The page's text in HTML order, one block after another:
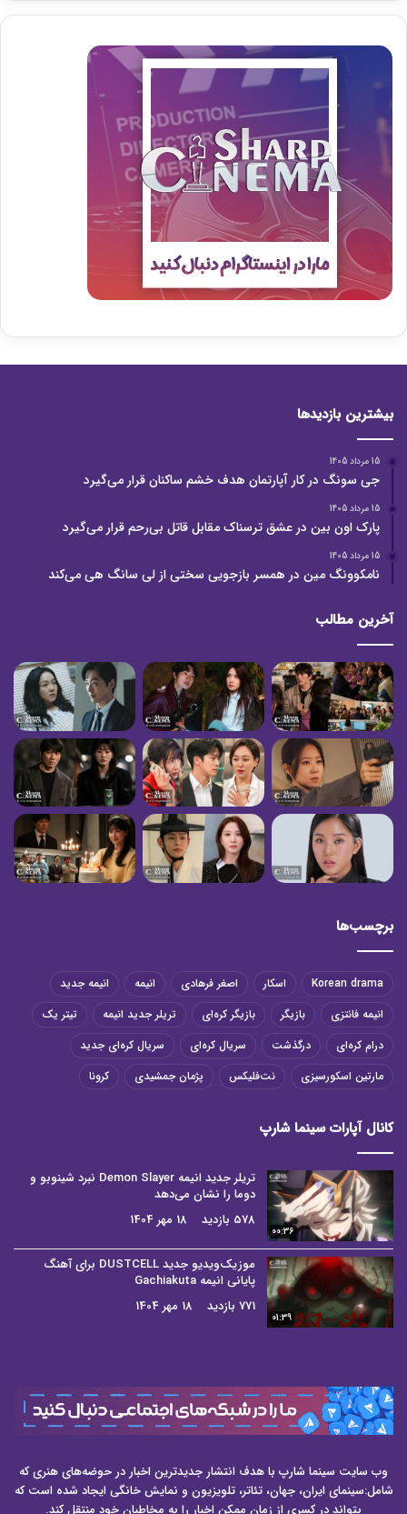
بیشترین بازدیدها
15 مرداد 1405
جی سونگ در کار آپارتمان هدف خشم ساکنان قرار می‌گیرد
15 مرداد 1405
پارک اون بین در عشق ترسناک مقابل قاتل بی‌رحم قرار می‌گیرد
15 مرداد 1405
نامکوونگ مین در همسر بازجویی سختی از لی سانگ هی می‌کند
آخرین مطالب
برچسب‌ها
Korean drama اسکار اصغر فرهادی انیمه
انیمه جدید
انیمه فانتزی
بازیگر بازیگر کره‌ای تریلر جدید انیمه
تیتر یک
درام کره‌ای
درگذشت سریال کره‌ای
سریال کره‌ای جدید
مارتین اسکورسیزی
نت‌فلیکس پژمان جمشیدی کرونا
کانال آپارات سینما شارپ
00:36
تریلر جدید انیمه Demon Slayer نبرد شینوبو و
دوما را نشان می‌دهد
578 بازدید
18 مهر 1404
01:39
موزیک‌ویدیو جدید DUSTCELL برای آهنگ
پایانی انیمه Gachiakuta
771 بازدید
18 مهر 1404
وب سایت سینما شارپ با هدف انتشار جدیدترین اخبار در حوضه‌های هنری که
شامل:سینمای ایران، جهان، تئاتر، تلویزیون و نمایش خانگی ایجاد شده است که
بتواند در کسری از زمان ممکن اخبار را به مخاطبان خود منتقل کند.